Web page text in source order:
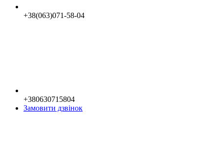
+38(063)071-58-04
+380630715804
Замовити дзвінок